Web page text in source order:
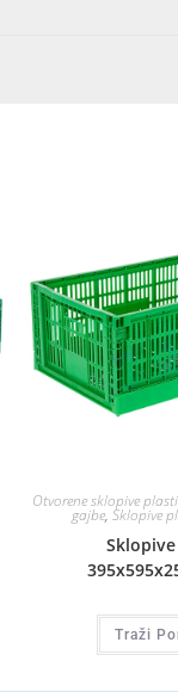
Otvorene sklopive
gajbe, Sklopive
Traži